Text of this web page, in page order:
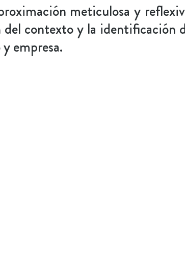
meticulosa y
contexto y la identificación
empresa.